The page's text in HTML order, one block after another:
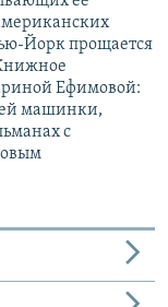
Йорк прощается
Ефимовой:
машинки,
с